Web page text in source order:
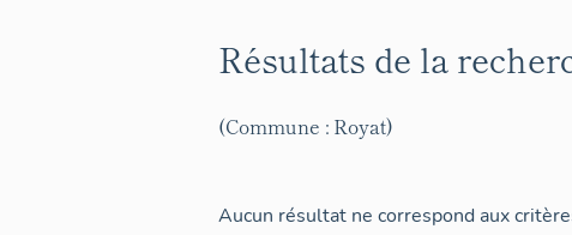
Résultats de la
(Commune : Royat)
Aucun résultat ne correspond aux